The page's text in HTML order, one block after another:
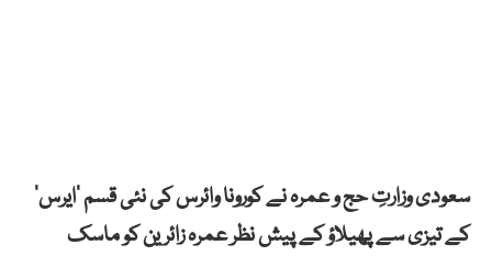
سعودی وزارتِ حج و عمرہ نے کورونا وائرس کی نئی قسم ‘ایرس’
کے تیزی سے پھیلاؤ کے پیش نظر عمرہ زائرین کو ماسک